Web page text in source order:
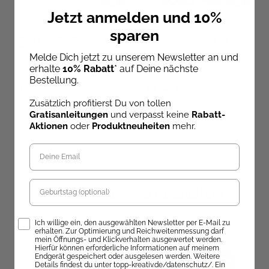
Sofort Lieferbar
Kristin Joél,Brigitte Zimmermann
Romantische Socken
Entdecke unsere Neuheiten!
Jetzt anmelden und 10%
sparen
Melde Dich jetzt zu unserem Newsletter an und
erhalte 10% Rabatt* auf Deine nächste
Bestellung.
Zusätzlich profitierst Du von tollen
Gratisanleitungen und verpasst keine Rabatt-
Aktionen oder Produktneuheiten mehr.
Geburtstag
Opt-InIch willige ein, den ausgewählten Newsletter per E-Mail zu
erhalten. Zur Optimierung und Reichweitenmessung darf
mein Öffnungs- und Klickverhalten ausgewertet werden.
Hierfür können erforderliche Informationen auf meinem
Endgerät gespeichert oder ausgelesen werden. Weitere
Details findest du unter topp-kreativ.de/datenschutz/. Ein